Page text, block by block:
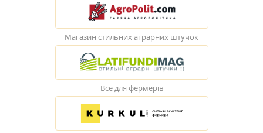
Магазин стильних аграрних штучок
Все для фермерів